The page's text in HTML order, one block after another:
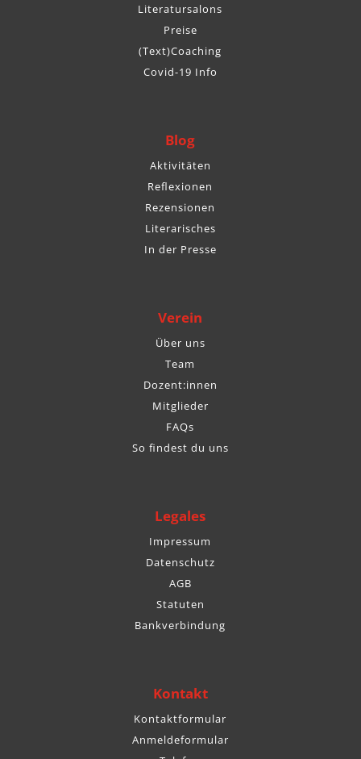
Literatursalons
Preise
(Text)Coaching
Covid-19 Info
Blog
Aktivitäten
Reflexionen
Rezensionen
Literarisches
In der Presse
Verein
Über uns
Team
Dozent:innen
Mitglieder
FAQs
So findest du uns
Legales
Impressum
Datenschutz
AGB
Statuten
Bankverbindung
Kontakt
Kontaktformular
Anmeldeformular